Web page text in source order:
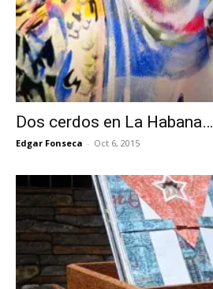
Dos cerdos en La Habana…
Edgar Fonseca - Oct 6, 2015